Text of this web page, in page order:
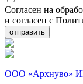
Согласен на
и согласен с
отправить
ООО «Архнуво»